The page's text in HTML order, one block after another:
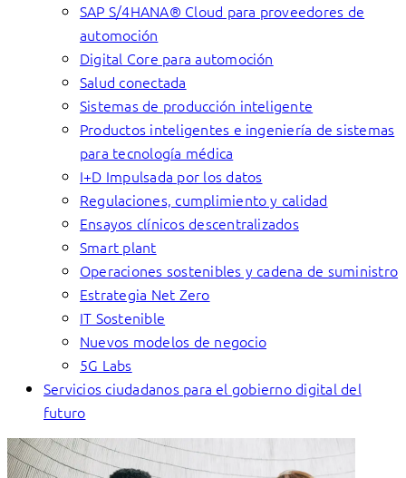
SAP S/4HANA® Cloud para proveedores de
automoción
Digital Core para automoción
Salud conectada
Sistemas de producción inteligente
Productos inteligentes e ingeniería de sistemas
para tecnología médica
I+D Impulsada por los datos
Regulaciones, cumplimiento y calidad
Ensayos clínicos descentralizados
Smart plant
Operaciones sostenibles y cadena de suministro
Estrategia Net Zero
IT Sostenible
Nuevos modelos de negocio
5G Labs
Servicios ciudadanos para el gobierno digital del
futuro